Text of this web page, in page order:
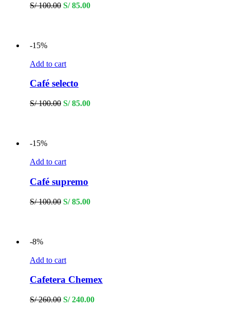
S/100.00 Original
S/85.00Current
-15%
Add to cart
Café selecto
S/100.00 Original
S/85.00Current
-15%
Add to cart
Café supremo
S/100.00 Original
S/85.00Current
-8%
Add to cart
Cafetera Chemex
S/260.00 Original
S/240.00Current